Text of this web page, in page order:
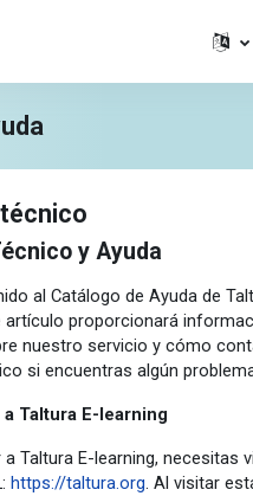
y Ayuda
al Catálogo de Ayuda de
artículo proporcionará
nuestro servicio y cómo
si encuentras algún
Taltura E-learning
a Taltura E-learning, necesitas
https://taltura.org. Al visitar